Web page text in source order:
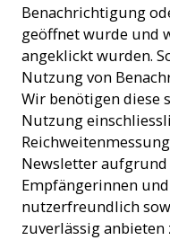
Benachrichtigung
geöffnet wurde und
angeklickt wurden.
Nutzung von
Wir benötigen diese
Nutzung
Newsletter
Empfängerinnen
nutzerfreundlich
zuverlässig anbieten